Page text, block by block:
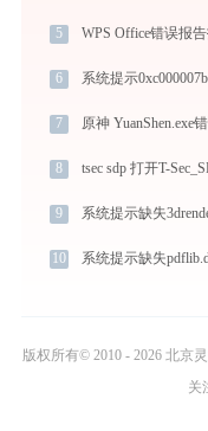
5
6 系统提示
7 原神 YuanShen.exe
8 tsec sdp 打开T-
9 系统提示缺失
10 系统提示缺失
版权所有© 2010 - 2026 北京
关